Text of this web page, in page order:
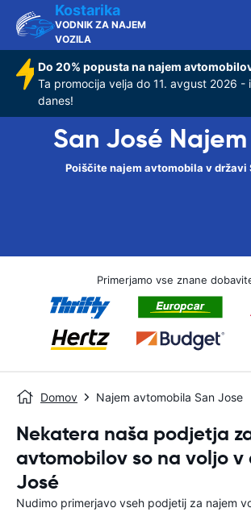
Kostarika
VODNIK ZA NAJEM
VOZILA
Do 20% popusta na najem
Ta promocija velja do 11. avgust 2026 -
danes!
San José Najem
Poiščite najem avtomobila v državi
Primerjamo vse znane
Domov Najem avtomobila San Jose
Nekatera naša podjetja
avtomobilov so na voljo v
José
Nudimo primerjavo vseh podjetij za najem